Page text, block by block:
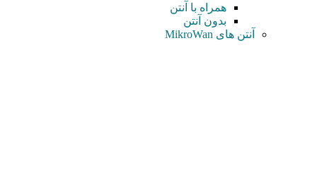
همراه با آنتن
بدون آنتن
آنتن های MikroWan